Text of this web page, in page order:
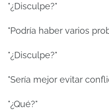
"¿Disculpe?"
"Podría haber varios
"¿Disculpe?"
"Sería mejor evitar
"¿Qué?"